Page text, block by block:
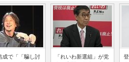
成で「「騙し討
「れいわ新選組」が党